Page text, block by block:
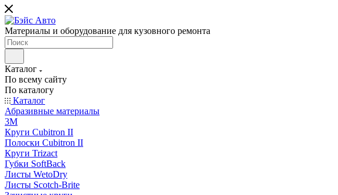
Материалы и оборудование для кузовного ремонта
Каталог
По всему сайту
По каталогу
Каталог
Абразивные материалы
3M
Круги Cubitron II
Полоски Cubitron II
Круги Trizact
Губки SoftBack
Листы WetoDry
Листы Scotch-Brite